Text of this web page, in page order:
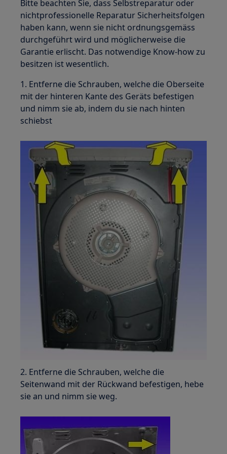
Bitte beachten Sie, dass Selbstreparatur oder
nichtprofessionelle Reparatur Sicherheitsfolgen
haben kann, wenn sie nicht ordnungsgemäss
durchgeführt wird und möglicherweise die
Garantie erlischt. Das notwendige Know-how zu
besitzen ist wesentlich.
1. Entferne die Schrauben, welche die Oberseite
mit der hinteren Kante des Geräts befestigen
und nimm sie ab, indem du sie nach hinten
schiebst
2. Entferne die Schrauben, welche die
Seitenwand mit der Rückwand befestigen, hebe
sie an und nimm sie weg.